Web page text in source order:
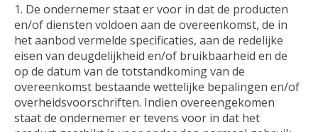
1. De ondernemer staat er voor in dat de producten
en/of diensten voldoen aan de overeenkomst, de in
het aanbod vermelde specificaties, aan de redelijke
eisen van deugdelijkheid en/of bruikbaarheid en de
op de datum van de totstandkoming van de
overeenkomst bestaande wettelijke bepalingen en/of
overheidsvoorschriften. Indien overeengekomen
staat de ondernemer er tevens voor in dat het